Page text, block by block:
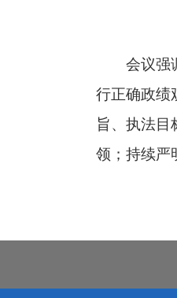
会议强
行正确政绩
旨、执法目
领；持续严